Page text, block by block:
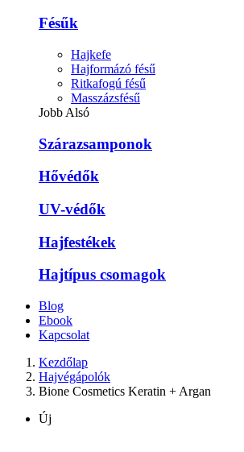
Fésűk
Hajkefe
Hajformázó fésű
Ritkafogú fésű
Masszázsfésű
Jobb Alsó
Szárazsamponok
Hővédők
UV-védők
Hajfestékek
Hajtípus csomagok
Blog
Ebook
Kapcsolat
Kezdőlap
Hajvégápolók
Bione Cosmetics Keratin + Argan
Új